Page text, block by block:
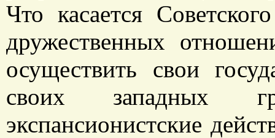
Что касается
дружественных
осуществить свои
своих западных
экспансионистские